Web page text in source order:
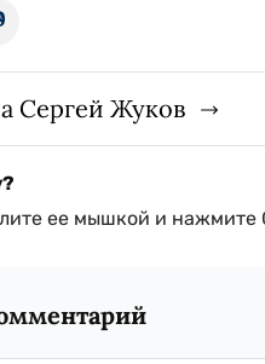
Сергей Жуков
ее мышкой и нажмите